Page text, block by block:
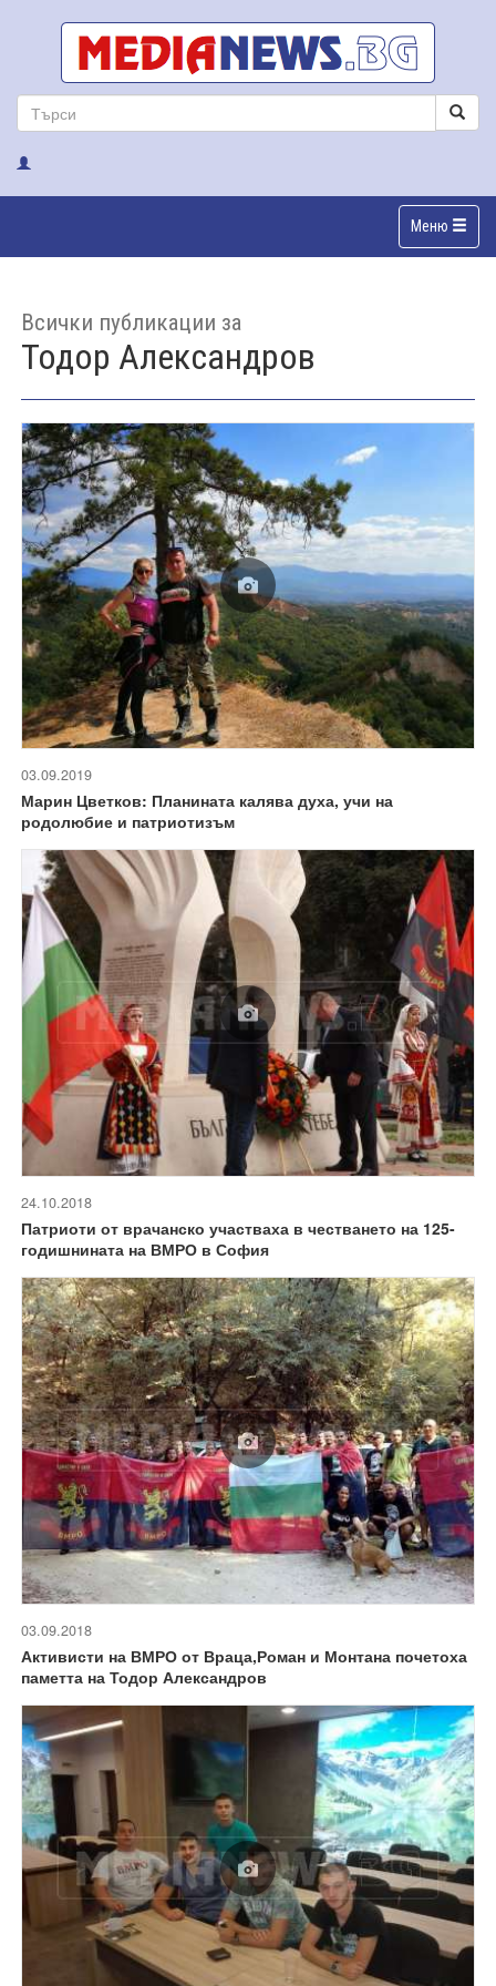
Меню
Всички публикации за
Тодор Александров
03.09.2019
Марин Цветков: Планината калява духа, учи на
родолюбие и патриотизъм
24.10.2018
Патриоти от врачанско участваха в честването на 125-
годишнината на ВМРО в София
03.09.2018
Активисти на ВМРО от Враца,Роман и Монтана почетоха
паметта на Тодор Александров